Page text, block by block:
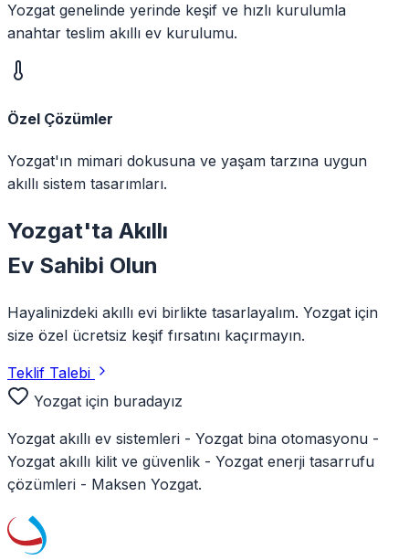
Yozgat genelinde yerinde keşif ve hızlı kurulumla
anahtar teslim akıllı ev kurulumu.
Özel Çözümler
Yozgat'ın mimari dokusuna ve yaşam tarzına uygun
akıllı sistem tasarımları.
Yozgat'ta Akıllı
Ev Sahibi Olun
Hayalinizdeki akıllı evi birlikte tasarlayalım. Yozgat için
size özel ücretsiz keşif fırsatını kaçırmayın.
Teklif Talebi
Yozgat için buradayız
Yozgat akıllı ev sistemleri - Yozgat bina otomasyonu -
Yozgat akıllı kilit ve güvenlik - Yozgat enerji tasarrufu
çözümleri - Maksen Yozgat.